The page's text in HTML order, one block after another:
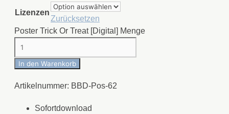
Lizenzen
Zurücksetzen
Poster Trick Or Treat [Digital] Menge
In den Warenkorb
Artikelnummer: BBD-Pos-62
Sofortdownload